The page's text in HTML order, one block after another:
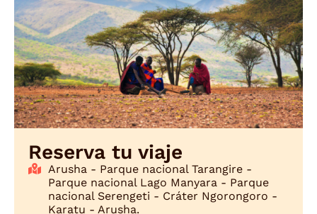
Reserva tu viaje
Arusha - Parque nacional Tarangire -
Parque nacional Lago Manyara - Parque
nacional Serengeti - Cráter Ngorongoro -
Karatu - Arusha.